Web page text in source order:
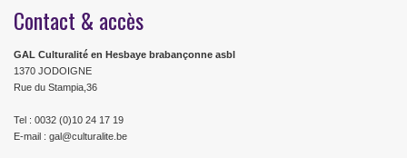
Contact & accès
GAL Culturalité en Hesbaye brabançonne asbl
1370 JODOIGNE
Rue du Stampia,36
Tel : 0032 (0)10 24 17 19
E-mail : gal@culturalite.be